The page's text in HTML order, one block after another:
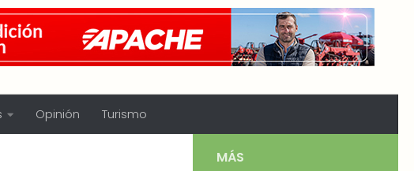
Opinión Turismo
MÁS